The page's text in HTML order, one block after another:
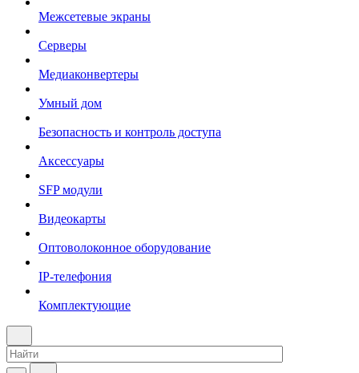
Межсетевые экраны
Серверы
Медиаконвертеры
Умный дом
Безопасность и контроль доступа
Аксессуары
SFP модули
Видеокарты
Оптоволоконное оборудование
IP-телефония
Комплектующие